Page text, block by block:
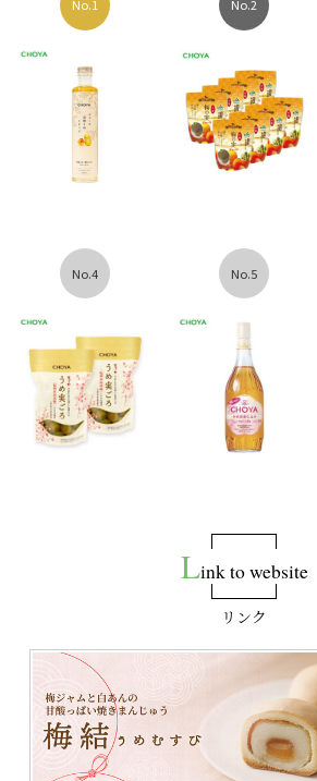
ＧＷ期間の配送についてはコチラ
から
2026年1月5日
新年あけましておめでとうございます
2025年11月28日
年末年始のお届けについてはこちらを
のお届けは12/24受注までです。
た。ありがとうございました。
2025年7月9日
2025年7月7日
【完熟うめシロップ 欠品について】7
荷の予定でございます。
2025年6月11日
梅しぼり
特撰蝶矢人参酒をプレゼント
梅しごとキット2025は完売致しました
2025年4月3日
ＧＷ期間の配送については
コチラから
2025年3月1日
【定期お届け便】謹製蝶矢人参丹プラ
施中
No.1 No.2
No.4 No.5
Link to website
リンク